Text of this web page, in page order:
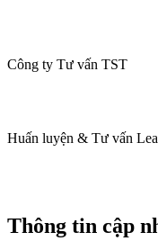
Công ty Tư vấn TST
Huấn luyện & Tư vấn
Thông tin cập